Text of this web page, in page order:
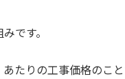
です。
たりの工事価格のこと